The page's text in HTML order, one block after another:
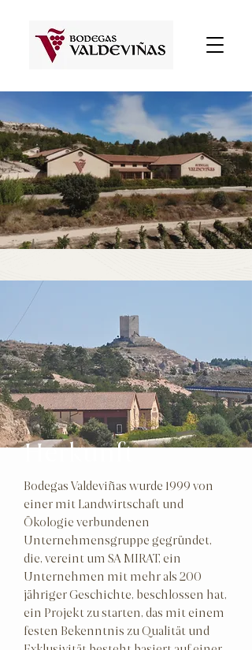
Herkunft
Bodegas Valdeviñas wurde 1999 von
einer mit Landwirtschaft und
Ökologie verbundenen
Unternehmensgruppe gegründet,
die, vereint um SA MIRAT, ein
Unternehmen mit mehr als 200
jähriger Geschichte, beschlossen hat,
ein Projekt zu starten, das mit einem
festen Bekenntnis zu Qualität und